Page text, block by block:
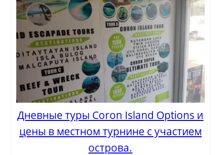
Дневные туры Coron Island Options и
цены в местном турнине с участием
острова.